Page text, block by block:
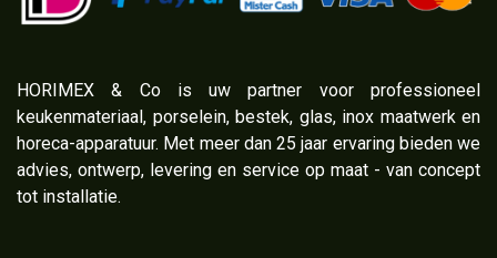
​HORIMEX & Co is uw partner voor professioneel
keukenmateriaal, porselein, bestek, glas, inox maatwerk en
horeca-apparatuur. Met meer dan 25 jaar ervaring bieden we
advies, ontwerp, levering en service op maat - van concept
tot installatie.